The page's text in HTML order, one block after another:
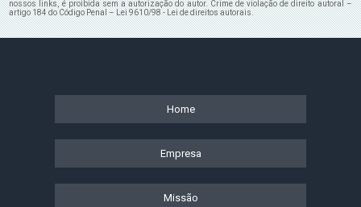
nossos links, é proibida sem a autorização do autor. Crime de violação de direito autoral –
artigo 184 do Código Penal –Lei 9610/98 - Lei de direitos autorais.
Home
Empresa
Missão